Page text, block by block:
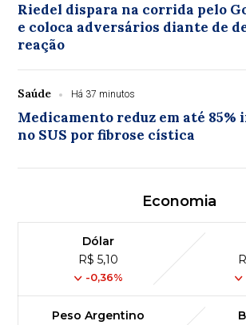
Riedel dispara na corrida pelo
e coloca adversários diante de
reação
Saúde Há 37 minutos
Medicamento reduz em até 85%
no SUS por fibrose cística
Economia
Dólar
R$ 5,10
-0,36%
Peso Argentino